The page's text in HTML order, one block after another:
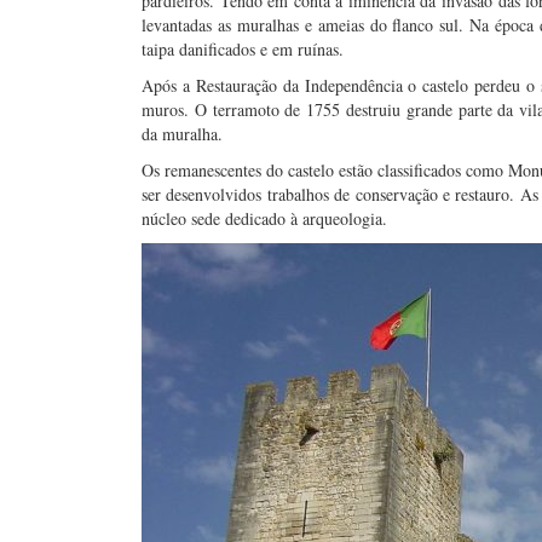
levantadas as muralhas e ameias do flanco sul. Na
taipa danificados e em ruínas.
Após a Restauração da Independência o castelo perdeu
muros. O terramoto de 1755 destruiu grande parte da
da muralha.
Os remanescentes do castelo estão classificados como
ser desenvolvidos trabalhos de conservação e restauro.
núcleo sede dedicado à arqueologia.